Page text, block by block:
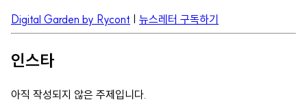
Digital Garden by Rycont 뉴스레터 구독하기
인스타
아직 작성되지 않은 주제입니다.